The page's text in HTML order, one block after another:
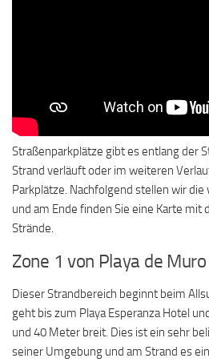
Straßenparkplätze gibt es entlang der
Strand verläuft oder im weiteren
Parkplätze. Nachfolgend stellen wir
und am Ende finden Sie eine Karte mit
Strände.
Zone 1 von Playa de Muro
Dieser Strandbereich beginnt beim
geht bis zum Playa Esperanza Hotel
und 40 Meter breit. Dies ist ein sehr
seiner Umgebung und am Strand es